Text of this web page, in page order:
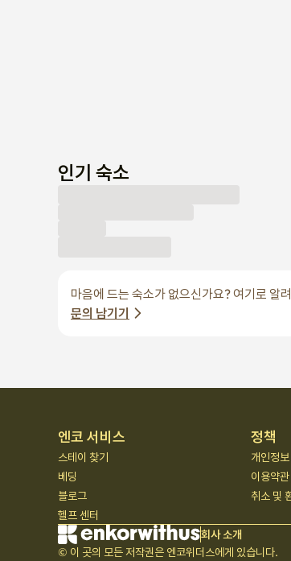
인기 숙소
마음에 드는 숙소가 없으신가요? 여기로 알
문의 남기기
엔코 서비스
스테이 찾기
베딩
블로그
헬프 센터
정책
개인정
이용약관
취소 및
회사 소개
© 이 곳의 모든 저작권은 엔코위더스에게 있습니다.